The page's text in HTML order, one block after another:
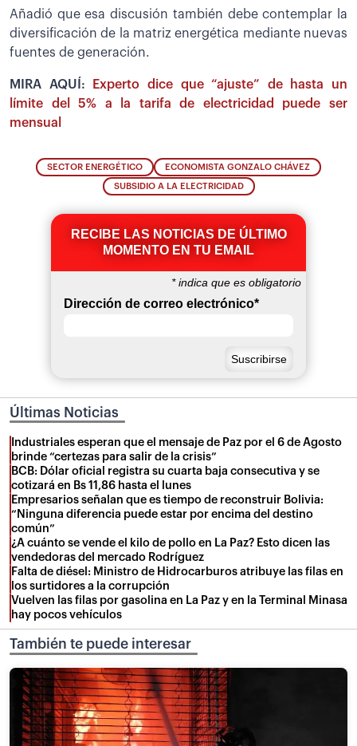
Añadió que esa discusión también debe contemplar la
diversificación de la matriz energética mediante nuevas
fuentes de generación.
MIRA AQUÍ:
Experto dice que “ajuste” de hasta un
límite del 5% a la tarifa de electricidad puede ser
mensual
SECTOR ENERGÉTICO ECONOMISTA GONZALO CHÁVEZ
SUBSIDIO A LA ELECTRICIDAD
RECIBE LAS NOTICIAS DE ÚLTIMO
MOMENTO EN TU EMAIL
*indica que es obligatorio
Dirección de correo electrónico*
Últimas Noticias
Industriales esperan que el mensaje de Paz por el 6 de Agosto
brinde “certezas para salir de la crisis”
BCB: Dólar oficial registra su cuarta baja consecutiva y se
cotizará en Bs 11,86 hasta el lunes
Empresarios señalan que es tiempo de reconstruir Bolivia:
“Ninguna diferencia puede estar por encima del destino
común”
¿A cuánto se vende el kilo de pollo en La Paz? Esto dicen las
vendedoras del mercado Rodríguez
Falta de diésel: Ministro de Hidrocarburos atribuye las filas en
los surtidores a la corrupción
Vuelven las filas por gasolina en La Paz y en la Terminal Minasa
hay pocos vehículos
También te puede interesar